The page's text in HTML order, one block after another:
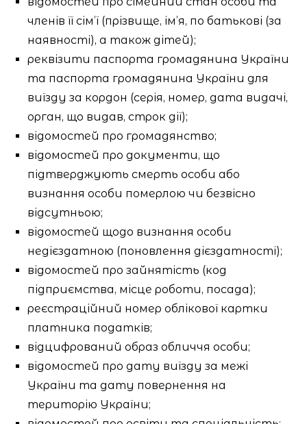
членів її сім’ї (прізвище, ім’я, по батькові (за
наявності), а також дітей);
реквізити паспорта громадянина України
та паспорта громадянина України для
виїзду за кордон (серія, номер, дата видачі,
орган, що видав, строк дії);
відомостей про громадянство;
відомостей про документи, що
підтверджують смерть особи або
визнання особи померлою чи безвісно
відсутньою;
відомостей щодо визнання особи
недієздатною (поновлення дієздатності);
відомостей про зайнятість (код
підприємства, місце роботи, посада);
реєстраційний номер облікової картки
платника податків;
відцифрований образ обличчя особи;
відомостей про дату виїзду за межі
України та дату повернення на
територію України;